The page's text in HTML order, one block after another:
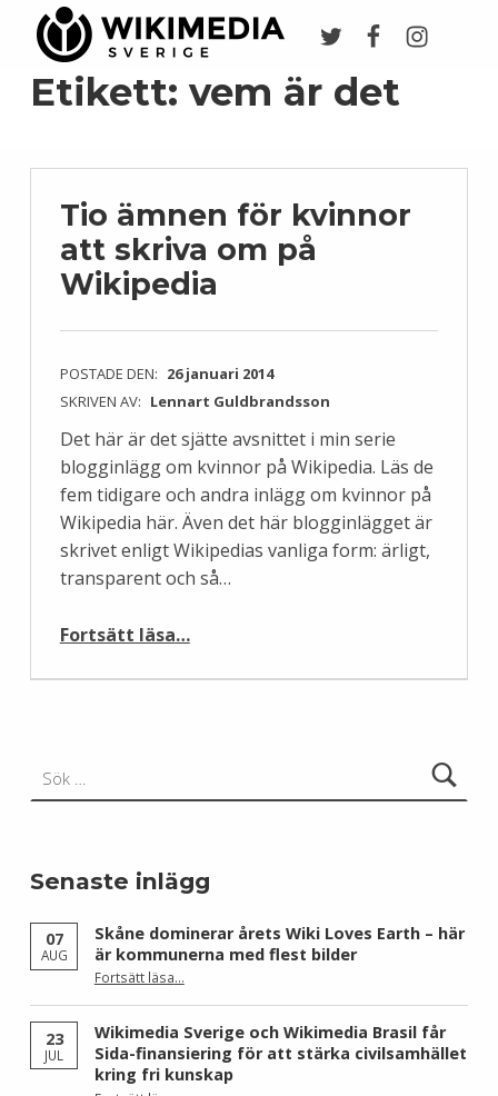
Etikett: vem är det
Tio ämnen för kvinnor
att skriva om på
Wikipedia
POSTADE DEN: 26 januari 2014
SKRIVEN AV: Lennart Guldbrandsson
Det här är det sjätte avsnittet i min serie
blogginlägg om kvinnor på Wikipedia. Läs de
fem tidigare och andra inlägg om kvinnor på
Wikipedia här. Även det här blogginlägget är
skrivet enligt Wikipedias vanliga form: ärligt,
transparent och så…
Fortsätt läsa“Tio ämnen för kvinnor att skriva om på Wikipedia”
…
Senaste inlägg
07
AUG
Skåne dominerar årets Wiki Loves Earth – här
är kommunerna med flest bilder
Fortsätt läsa“Skåne dominerar årets Wiki Loves Earth – här är kommunerna med flest bilder”
…
23
JUL
Wikimedia Sverige och Wikimedia Brasil får
Sida-finansiering för att stärka civilsamhället
kring fri kunskap